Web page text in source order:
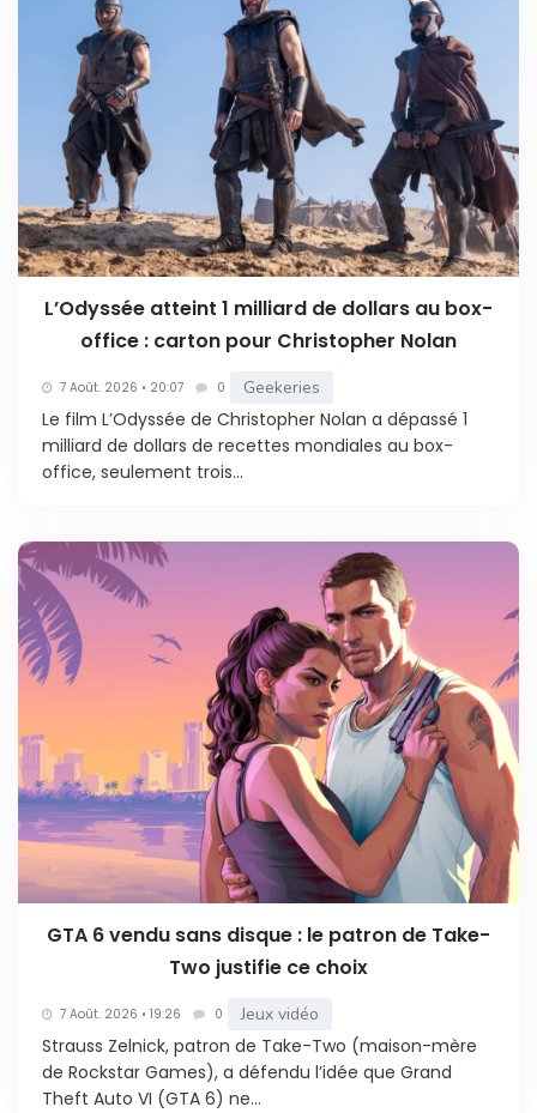
L’Odyssée atteint 1 milliard de dollars au box-
office : carton pour Christopher Nolan
7 Août. 2026 • 20:07 0 Geekeries
Le film L’Odyssée de Christopher Nolan a dépassé 1
milliard de dollars de recettes mondiales au box-
office, seulement trois...
GTA 6 vendu sans disque : le patron de Take-
Two justifie ce choix
7 Août. 2026 • 19:26 0 Jeux vidéo
Strauss Zelnick, patron de Take-Two (maison-mère
de Rockstar Games), a défendu l’idée que Grand
Theft Auto VI (GTA 6) ne...